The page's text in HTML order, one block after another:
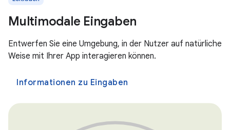
Multimodale Eingaben
Entwerfen Sie eine Umgebung, in der Nutzer auf natürliche
Weise mit Ihrer App interagieren können.
Informationen zu Eingaben